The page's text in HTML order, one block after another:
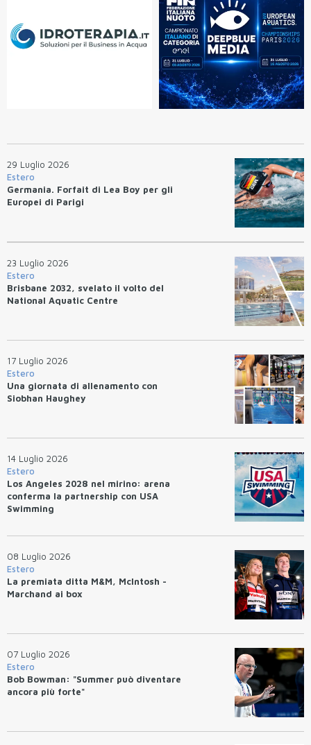
29 Luglio 2026
Estero
Germania. Forfait di Lea Boy per gli
Europei di Parigi
23 Luglio 2026
Estero
Brisbane 2032, svelato il volto del
National Aquatic Centre
17 Luglio 2026
Estero
Una giornata di allenamento con
Siobhan Haughey
14 Luglio 2026
Estero
Los Angeles 2028 nel mirino: arena
conferma la partnership con USA
Swimming
08 Luglio 2026
Estero
La premiata ditta M&M, McIntosh -
Marchand ai box
07 Luglio 2026
Estero
Bob Bowman: "Summer può diventare
ancora più forte"